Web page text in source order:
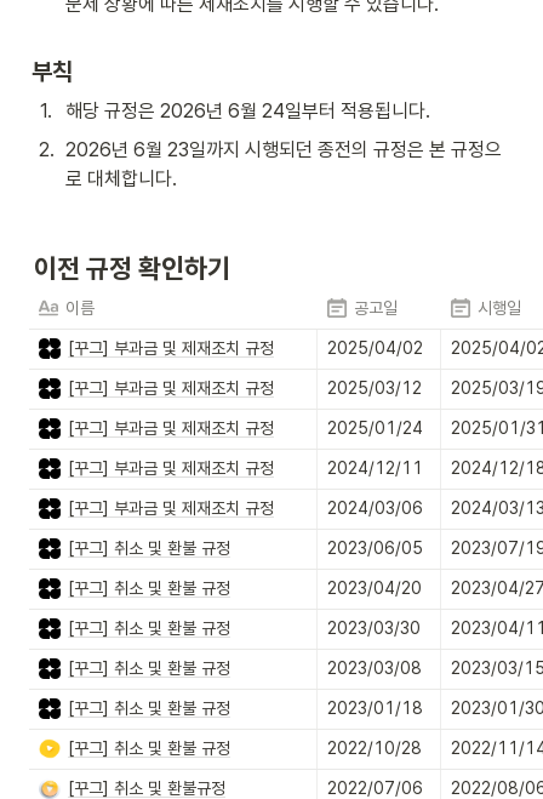
부칙
1.
해당 규정은 2026년 6월 24일부터 적용됩니다.
2. 2026년 6월 23일까지 시행되던 종전의 규정은 본 규정으
로 대체합니다.
이전 규정 확인하기
이름 공고일 시행일
[꾸그] 부과금 및 제재조치 규정 2025/04/02 2025/04/
[꾸그] 부과금 및 제재조치 규정 2025/03/12 2025/03/
[꾸그] 부과금 및 제재조치 규정 2025/01/24 2025/01/
[꾸그] 부과금 및 제재조치 규정 2024/12/11 2024/12/
[꾸그] 부과금 및 제재조치 규정 2024/03/06 2024/03/
[꾸그] 취소 및 환불 규정 2023/06/05 2023/07/
[꾸그] 취소 및 환불 규정 2023/04/20 2023/04/
[꾸그] 취소 및 환불 규정 2023/03/30 2023/04/
[꾸그] 취소 및 환불 규정 2023/03/08 2023/03/
[꾸그] 취소 및 환불 규정 2023/01/18 2023/01/
[꾸그] 취소 및 환불 규정 2022/10/28 2022/11/
[꾸그] 취소 및 환불규정 2022/07/06 2022/08/